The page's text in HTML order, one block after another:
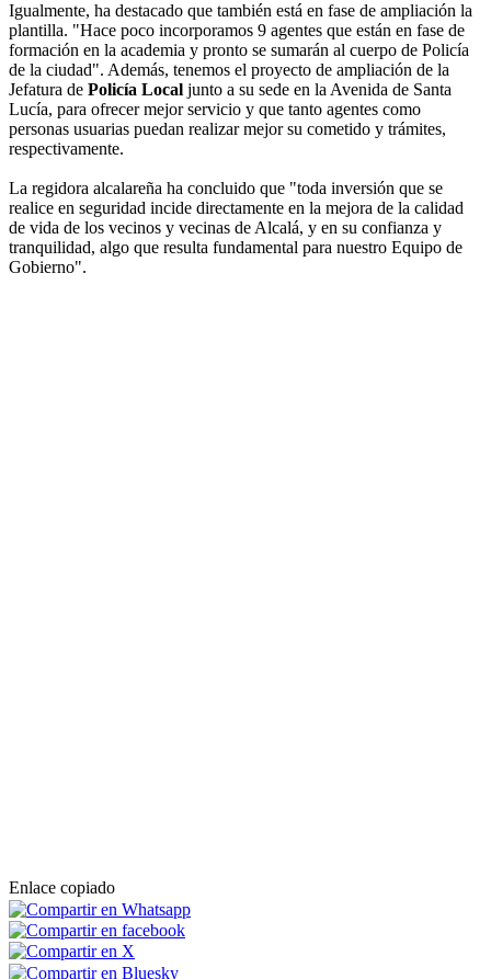
Igualmente, ha destacado que también está en fase de ampliación la
plantilla. "Hace poco incorporamos 9 agentes que están en fase de
formación en la academia y pronto se sumarán al cuerpo de Policía
de la ciudad". Además, tenemos el proyecto de ampliación de la
Jefatura de Policía Local junto a su sede en la Avenida de Santa
Lucía, para ofrecer mejor servicio y que tanto agentes como
personas usuarias puedan realizar mejor su cometido y trámites,
respectivamente.
La regidora alcalareña ha concluido que "toda inversión que se
realice en seguridad incide directamente en la mejora de la calidad
de vida de los vecinos y vecinas de Alcalá, y en su confianza y
tranquilidad, algo que resulta fundamental para nuestro Equipo de
Gobierno".
Enlace copiado